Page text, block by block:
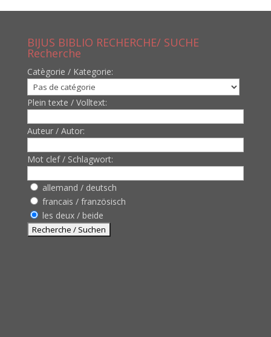
BIJUS BIBLIO RECHERCHE/ SUCHE
Recherche
Catègorie / Kategorie:
Plein texte / Volltext:
Auteur / Autor:
Mot clef / Schlagwort:
allemand / deutsch
francais / französisch
les deux / beide